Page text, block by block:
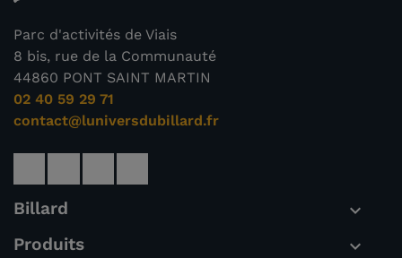
Parc d'activités de Viais
8 bis, rue de la Communauté
44860 PONT SAINT MARTIN
02 40 59 29 71
contact@luniversdubillard.fr
Billard 
Produits 